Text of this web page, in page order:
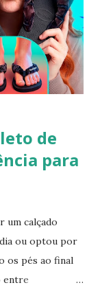
de
para
um calçado
ou optou por
os pés ao final
entre